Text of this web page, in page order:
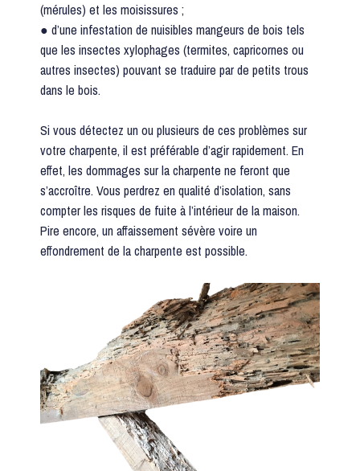
(mérules) et les moisissures ;
● d’une infestation de nuisibles mangeurs de bois tels
que les insectes xylophages (termites, capricornes ou
autres insectes) pouvant se traduire par de petits trous
dans le bois.
Si vous détectez un ou plusieurs de ces problèmes sur
votre charpente, il est préférable d’agir rapidement. En
effet, les dommages sur la charpente ne feront que
s’accroître. Vous perdrez en qualité d’isolation, sans
compter les risques de fuite à l’intérieur de la maison.
Pire encore, un affaissement sévère voire un
effondrement de la charpente est possible.